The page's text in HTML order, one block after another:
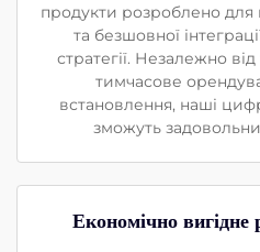
продукти розроблено для
та безшовної
стратегії. Незалежно
тимчасове
встановлення, наші
зможуть
Економічно